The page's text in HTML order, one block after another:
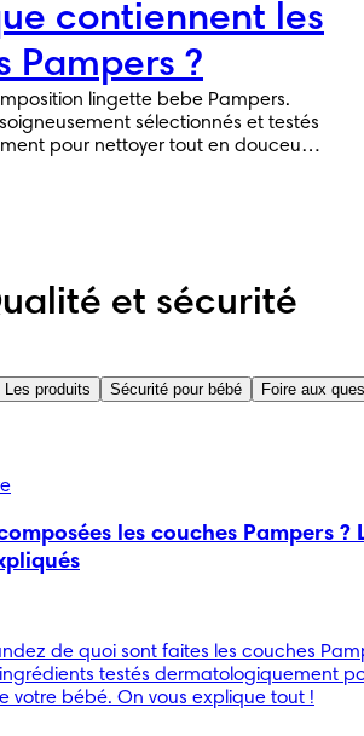
contiennent les
Pampers ?
lingette bebe Pampers.
sélectionnés et testés
pour nettoyer tout en douceur
votre bébé.
et sécurité
Les produits Sécurité pour bébé Foire aux
les couches Pampers ?
de quoi sont faites les couches
testés dermatologiquement
votre bébé. On vous explique tout !